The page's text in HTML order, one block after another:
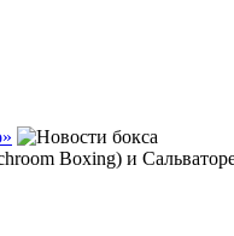
Boxing) и